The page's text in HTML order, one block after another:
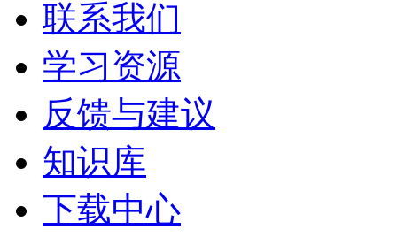
联系我们
学习资源
反馈与建议
知识库
下载中心